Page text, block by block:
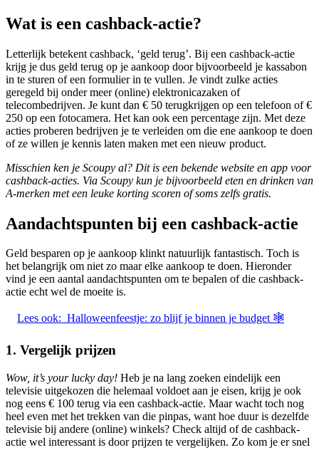
Wat is een cashback-actie?
Letterlijk betekent cashback, ‘geld terug’. Bij een cashback-actie
krijg je dus geld terug op je aankoop door bijvoorbeeld je kassabon
in te sturen of een formulier in te vullen. Je vindt zulke acties
geregeld bij onder meer (online) elektronicazaken of
telecombedrijven. Je kunt dan € 50 terugkrijgen op een telefoon of €
250 op een fotocamera. Het kan ook een percentage zijn. Met deze
acties proberen bedrijven je te verleiden om die ene aankoop te doen
of ze willen je kennis laten maken met een nieuw product.
Misschien ken je Scoupy al? Dit is een bekende website en app voor
cashback-acties. Via Scoupy kun je bijvoorbeeld eten en drinken van
A-merken met een leuke korting scoren of soms zelfs gratis.
Aandachtspunten bij een cashback-actie
Geld besparen op je aankoop klinkt natuurlijk fantastisch. Toch is
het belangrijk om niet zo maar elke aankoop te doen. Hieronder
vind je een aantal aandachtspunten om te bepalen of die cashback-
actie echt wel de moeite is.
Lees ook: Halloweenfeestje: zo blijf je binnen je budget 🕸
1. Vergelijk prijzen
Wow, it’s your lucky day! Heb je na lang zoeken eindelijk een
televisie uitgekozen die helemaal voldoet aan je eisen, krijg je ook
nog eens € 100 terug via een cashback-actie. Maar wacht toch nog
heel even met het trekken van die pinpas, want hoe duur is dezelfde
televisie bij andere (online) winkels? Check altijd of de cashback-
actie wel interessant is door prijzen te vergelijken. Zo kom je er snel